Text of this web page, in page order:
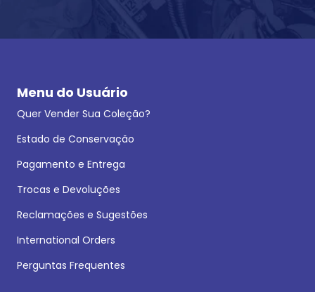
Menu do Usuário
Quer Vender Sua Coleção?
Estado de Conservação
Pagamento e Entrega
Trocas e Devoluções
Reclamações e Sugestões
International Orders
Perguntas Frequentes